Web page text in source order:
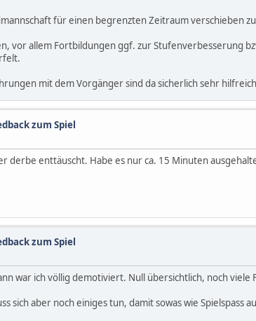
für einen begrenzten Zeitraum verschieben
vor allem Fortbildungen ggf. zur Stufenverbesserung
mit dem Vorgänger sind da sicherlich sehr
zum Spiel
derbe enttäuscht. Habe es nur ca. 15 Minuten
zum Spiel
war ich völlig demotiviert. Null übersichtlich, noch viele
sich aber noch einiges tun, damit sowas wie Spielspass